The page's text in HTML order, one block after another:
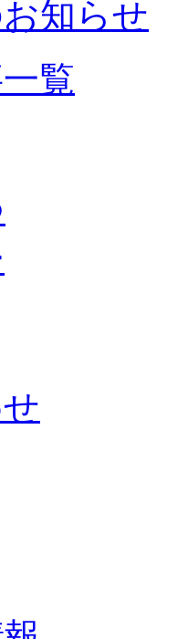
知らせ
覧